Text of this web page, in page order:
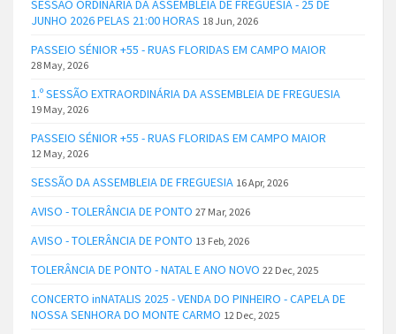
SESSÃO ORDINÁRIA DA ASSEMBLEIA DE FREGUESIA - 25 DE
JUNHO 2026 PELAS 21:00 HORAS 18 Jun, 2026
PASSEIO SÉNIOR +55 - RUAS FLORIDAS EM CAMPO MAIOR
28 May, 2026
1.º SESSÃO EXTRAORDINÁRIA DA ASSEMBLEIA DE FREGUESIA
19 May, 2026
PASSEIO SÉNIOR +55 - RUAS FLORIDAS EM CAMPO MAIOR
12 May, 2026
SESSÃO DA ASSEMBLEIA DE FREGUESIA 16 Apr, 2026
AVISO - TOLERÂNCIA DE PONTO 27 Mar, 2026
AVISO - TOLERÂNCIA DE PONTO 13 Feb, 2026
TOLERÂNCIA DE PONTO - NATAL E ANO NOVO 22 Dec, 2025
CONCERTO inNATALIS 2025 - VENDA DO PINHEIRO - CAPELA DE
NOSSA SENHORA DO MONTE CARMO 12 Dec, 2025